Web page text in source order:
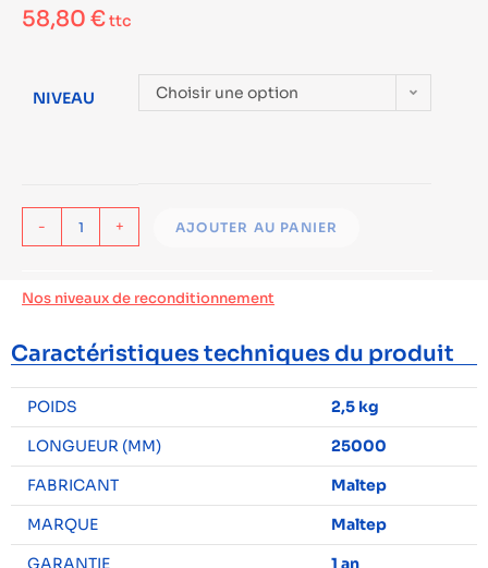
58,80 €ttc
NIVEAU Choisir une option
- + AJOUTER AU PANIER
Nos niveaux de reconditionnement
Caractéristiques techniques du produit
POIDS
2,5 kg
LONGUEUR (MM)
25000
FABRICANT
Maltep
MARQUE
Maltep
GARANTIE
1 an